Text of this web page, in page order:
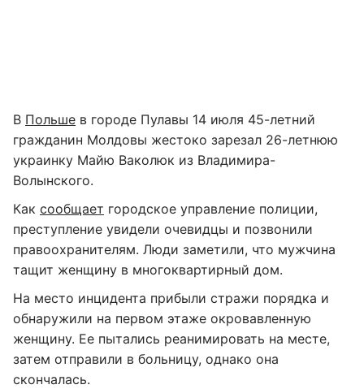
В Польше в городе Пулавы 14 июля 45-летний
гражданин Молдовы жестоко зарезал 26-летнюю
украинку Майю Ваколюк из Владимира-
Волынского.
Как сообщает городское управление полиции,
преступление увидели очевидцы и позвонили
правоохранителям. Люди заметили, что мужчина
тащит женщину в многоквартирный дом.
На место инцидента прибыли стражи порядка и
обнаружили на первом этаже окровавленную
женщину. Ее пытались реанимировать на месте,
затем отправили в больницу, однако она
скончалась.